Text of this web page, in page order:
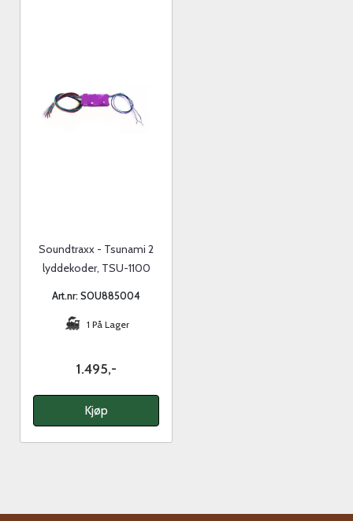
Soundtraxx - Tsunami 2
lyddekoder, TSU-1100
Art.nr: SOU885004
1 På Lager
1.495,-
Kjøp